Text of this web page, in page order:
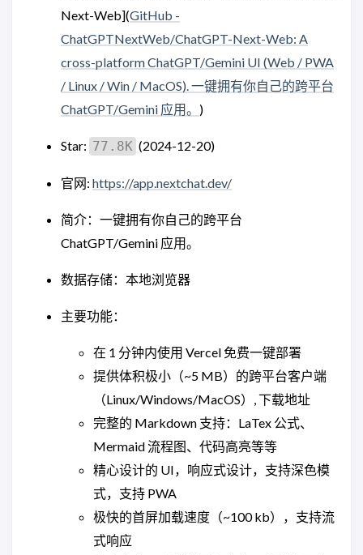
Next-Web](GitHub -
ChatGPTNextWeb/ChatGPT-Next-Web: A
cross-platform ChatGPT/Gemini UI (Web / PWA
/ Linux / Win / MacOS). 一键拥有你自己的跨平台
ChatGPT/Gemini 应用。 )
Star: 77.8K (2024-12-20)
官网: https://app.nextchat.dev/
简介：一键拥有你自己的跨平台
ChatGPT/Gemini 应用。
数据存储：本地浏览器
主要功能：
在 1 分钟内使用 Vercel 免费一键部署
提供体积极小（~5 MB）的跨平台客户端
（Linux/Windows/MacOS）, 下载地址
完整的 Markdown 支持：LaTex 公式、
Mermaid 流程图、代码高亮等等
精心设计的 UI，响应式设计，支持深色模
式，支持 PWA
极快的首屏加载速度（~100 kb），支持流
式响应